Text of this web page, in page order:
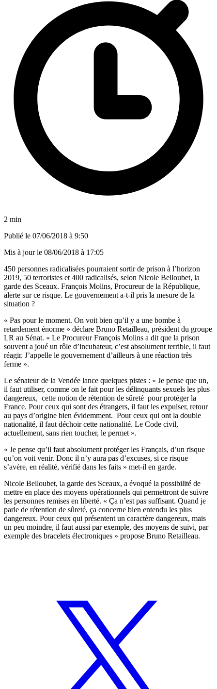
2 min
Publié le 07/06/2018 à 9:50
Mis à jour le 08/06/2018 à 17:05
450 personnes radicalisées pourraient sortir de prison à l’horizon
2019, 50 terroristes et 400 radicalisés, selon Nicole Belloubet, la
garde des Sceaux. François Molins, Procureur de la République,
alerte sur ce risque. Le gouvernement a-t-il pris la mesure de la
situation ?
« Pas pour le moment. On voit bien qu’il y a une bombe à
retardement énorme » déclare Bruno Retailleau, président du groupe
LR au Sénat. « Le Procureur François Molins a dit que la prison
souvent a joué un rôle d’incubateur, c’est absolument terrible, il faut
réagir. J’appelle le gouvernement d’ailleurs à une réaction très
ferme ».
Le sénateur de la Vendée lance quelques pistes : « Je pense que un,
il faut utiliser, comme on le fait pour les délinquants sexuels les plus
dangereux, cette notion de rétention de sûreté pour protéger la
France. Pour ceux qui sont des étrangers, il faut les expulser, retour
au pays d’origine bien évidemment. Pour ceux qui ont la double
nationalité, il faut déchoir cette nationalité. Le Code civil,
actuellement, sans rien toucher, le permet ».
« Je pense qu’il faut absolument protéger les Français, d’un risque
qu’on voit venir. Donc il n’y aura pas d’excuses, si ce risque
s’avère, en réalité, vérifié dans les faits » met-il en garde.
Nicole Belloubet, la garde des Sceaux, a évoqué la possibilité de
mettre en place des moyens opérationnels qui permettront de suivre
les personnes remises en liberté. « Ça n’est pas suffisant. Quand je
parle de rétention de sûreté, ça concerne bien entendu les plus
dangereux. Pour ceux qui présentent un caractère dangereux, mais
un peu moindre, il faut aussi par exemple, des moyens de suivi, par
exemple des bracelets électroniques » propose Bruno Retailleau.